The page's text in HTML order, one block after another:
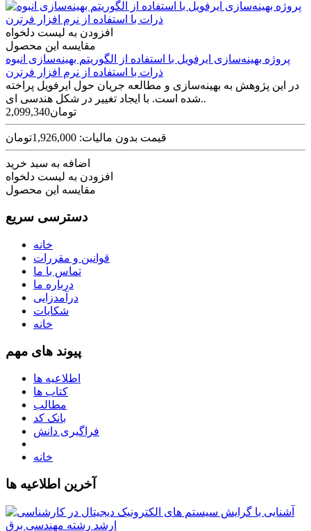
افزودن به لیست دلخواه
مقایسه این محصول
پروژه بهینه‌سازی ایرفویل با استفاده از الگوریتم بهینه‌سازی انبوه
ذرات با استفاده از نرم افزار فرترن
در این پژوهش به بهینه‌سازی و مطالعه جریان حول ایرفویل پراخته
شده است. با ایجاد تغییر در شکل هندسی ای..
2,099,340تومان
قیمت بدون مالیات: 1,926,000تومان
اضافه به سبد خرید
افزودن به لیست دلخواه
مقایسه این محصول
دسترسی سریع
خانه
قوانین و مقررات
تماس با ما
درباره ما
درآمدزایی
شکایات
خانه
پیوند های مهم
اطلاعیه ها
کتاب ها
مطالب
بانک کد
فراگیری دانش
خانه
آخرین اطلاعیه ها